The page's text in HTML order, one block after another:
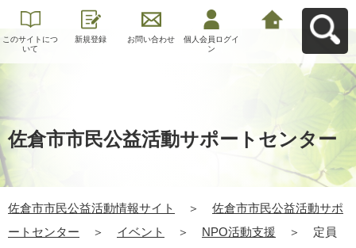
このサイトにつ
いて
新規登録 お問い合わせ
個人会員ログイ
ン
佐倉市市民公益活動サポートセンター
佐倉市市民公益活動情報サイト ＞
佐倉市市民公益活動サポ
ートセンター
＞ イベント ＞ NPO活動支援 ＞
定員